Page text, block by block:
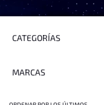
CATEGORÍAS
MARCAS